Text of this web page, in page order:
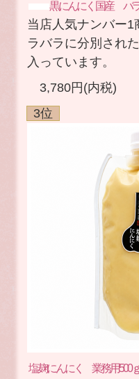
黒にんにく 国産 バ
当店人気ナンバー
ラバラに分別され
入っています。
3,780円(内税)
3位
塩麹にんにく 業務用500